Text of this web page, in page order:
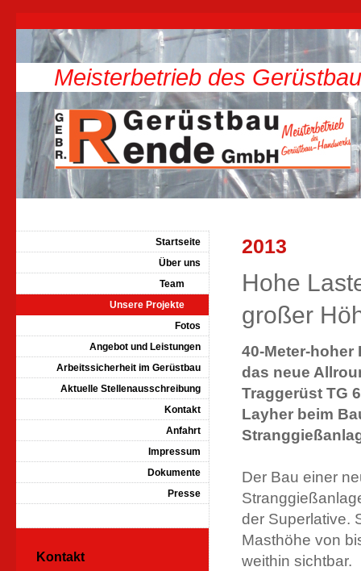
Meisterbetrieb des
2013
Hohe
großer
40-Meter-hoher
das neue
Traggerüst TG
Layher beim
Der Bau einer
der Superlative.
Masthöhe von
weithin sichtbar.
Startseite
Über uns
Team
Unsere Projekte
Fotos
Angebot und Leistungen
Arbeitssicherheit im Gerüstbau
Aktuelle Stellenausschreibung
Kontakt
Anfahrt
Impressum
Dokumente
Presse
Kontakt